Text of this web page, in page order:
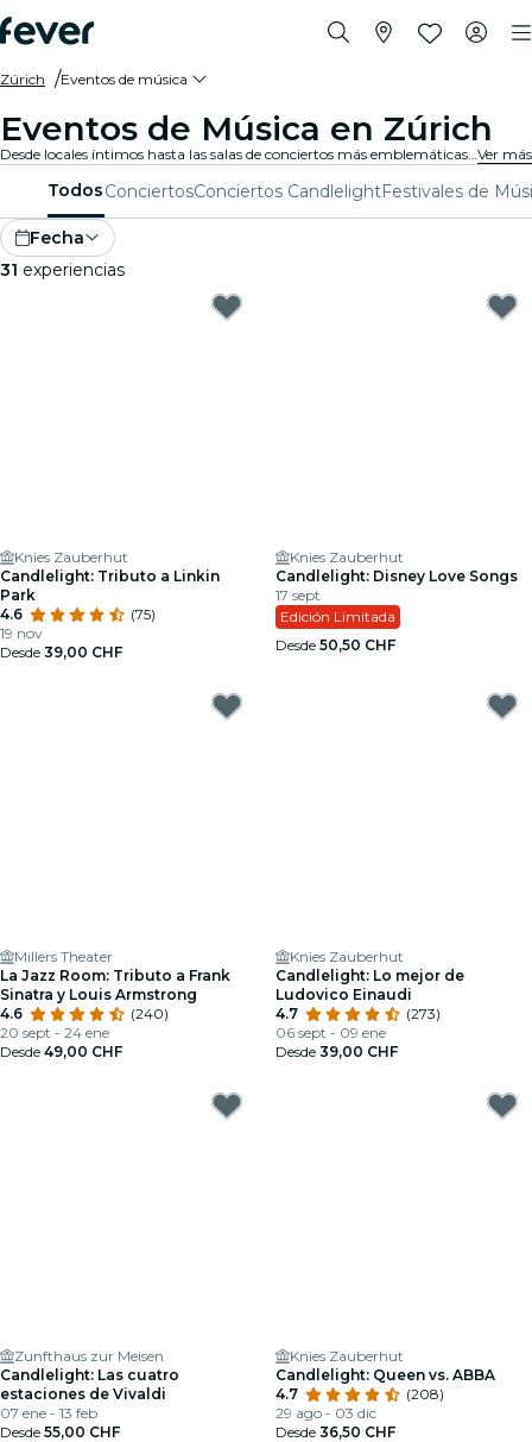
Zúrich Eventos de música
Eventos de Música en Zúrich
Desde locales íntimos hasta las salas de conciertos más emblemáticas de la ciudad, Zúrich vive al son de la música y ofrece una variada gama de eventos para todos los gustos y estilos.Ver más
TodosConciertosConciertos CandlelightFestivales de
Fecha
31 experiencias
Knies Zauberhut
Candlelight: Tributo a Linkin
Park
4.6
(75)
19 nov
Desde 39,00 CHF
Knies Zauberhut
Candlelight: Disney Love Songs
17 sept
Edición Limitada
Desde 50,50 CHF
Millers Theater
La Jazz Room: Tributo a Frank
Sinatra y Louis Armstrong
4.6
(240)
20 sept - 24 ene
Desde 49,00 CHF
Knies Zauberhut
Candlelight: Lo mejor de
Ludovico Einaudi
4.7
(273)
06 sept - 09 ene
Desde 39,00 CHF
Zunfthaus zur Meisen
Candlelight: Las cuatro
estaciones de Vivaldi
07 ene - 13 feb
Desde 55,00 CHF
Knies Zauberhut
Candlelight: Queen vs. ABBA
4.7
(208)
29 ago - 03 dic
Desde 36,50 CHF